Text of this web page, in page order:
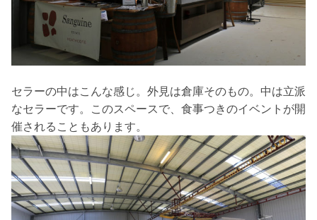
セラーの中はこんな感じ。外見は倉庫そのもの。中は立派
なセラーです。このスペースで、食事つきのイベントが開
催されることもあります。